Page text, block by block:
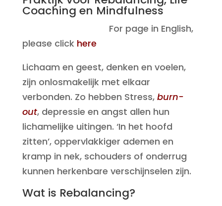
Coaching en Mindfulness
For page in English,
please click here
Lichaam en geest, denken en voelen,
zijn onlosmakelijk met elkaar
verbonden. Zo hebben Stress, burn-
out, depressie en angst allen hun
lichamelijke uitingen. ‘In het hoofd
zitten’, oppervlakkiger ademen en
kramp in nek, schouders of onderrug
kunnen herkenbare verschijnselen zijn.
Wat is Rebalancing?